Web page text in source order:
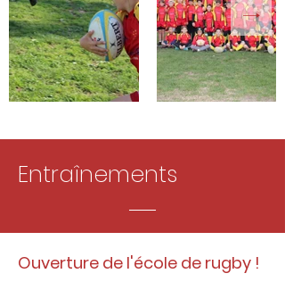
Entraînements
Ouverture de l'école de rugby !